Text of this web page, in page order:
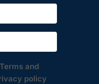
Terms and
policy